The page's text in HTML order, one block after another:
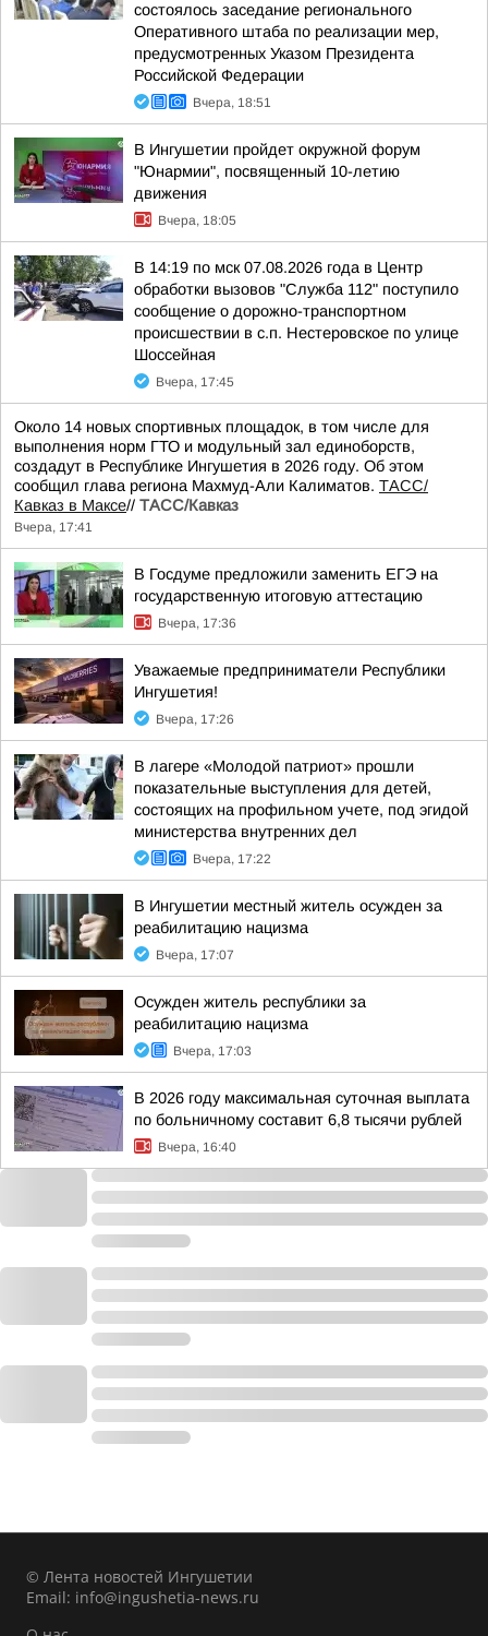
состоялось заседание регионального
Оперативного штаба по реализации мер,
предусмотренных Указом Президента
Российской Федерации
Вчера, 18:51
В Ингушетии пройдет окружной форум
"Юнармии", посвященный 10-летию
движения
Вчера, 18:05
В 14:19 по мск 07.08.2026 года в Центр
обработки вызовов "Служба 112" поступило
сообщение о дорожно-транспортном
происшествии в с.п. Нестеровское по улице
Шоссейная
Вчера, 17:45
Около 14 новых спортивных площадок, в том числе для
выполнения норм ГТО и модульный зал единоборств,
создадут в Республике Ингушетия в 2026 году. Об этом
сообщил глава региона Махмуд-Али Калиматов. ТАСС/
Кавказ в Максе// ТАСС/Кавказ
Вчера, 17:41
В Госдуме предложили заменить ЕГЭ на
государственную итоговую аттестацию
Вчера, 17:36
Уважаемые предприниматели Республики
Ингушетия!
Вчера, 17:26
В лагере «Молодой патриот» прошли
показательные выступления для детей,
состоящих на профильном учете, под эгидой
министерства внутренних дел
Вчера, 17:22
В Ингушетии местный житель осужден за
реабилитацию нацизма
Вчера, 17:07
Осужден житель республики за
реабилитацию нацизма
Вчера, 17:03
В 2026 году максимальная суточная выплата
по больничному составит 6,8 тысячи рублей
Вчера, 16:40
© Лента новостей Ингушетии
Email: info@ingushetia-news.ru